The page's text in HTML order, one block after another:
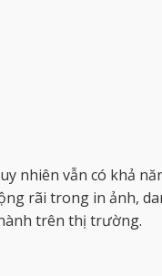
nhiên vẫn có khả
rãi trong in ảnh,
trên thị trường.